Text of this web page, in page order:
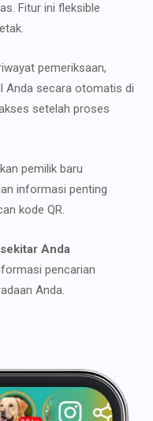
Fitur ini fleksible
pemeriksaan,
Anda secara otomatis di
setelah proses
pemilik baru
informasi penting
kode QR.
Anda
pencarian
Anda.